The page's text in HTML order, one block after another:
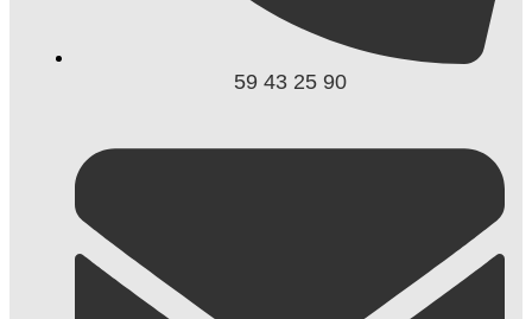
59 43 25 90